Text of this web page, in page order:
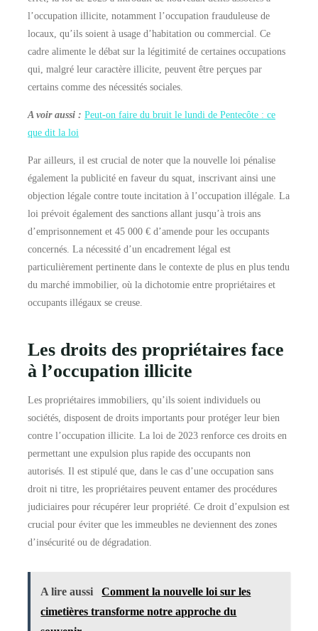
l’occupation illicite, notamment l’occupation frauduleuse de
locaux, qu’ils soient à usage d’habitation ou commercial. Ce
cadre alimente le débat sur la légitimité de certaines occupations
qui, malgré leur caractère illicite, peuvent être perçues par
certains comme des nécessités sociales.
A voir aussi : Peut-on faire du bruit le lundi de Pentecôte : ce
que dit la loi
Par ailleurs, il est crucial de noter que la nouvelle loi pénalise
également la publicité en faveur du squat, inscrivant ainsi une
objection légale contre toute incitation à l’occupation illégale. La
loi prévoit également des sanctions allant jusqu’à trois ans
d’emprisonnement et 45 000 € d’amende pour les occupants
concernés. La nécessité d’un encadrement légal est
particulièrement pertinente dans le contexte de plus en plus tendu
du marché immobilier, où la dichotomie entre propriétaires et
occupants illégaux se creuse.
Les droits des propriétaires face
à l’occupation illicite
Les propriétaires immobiliers, qu’ils soient individuels ou
sociétés, disposent de droits importants pour protéger leur bien
contre l’occupation illicite. La loi de 2023 renforce ces droits en
permettant une expulsion plus rapide des occupants non
autorisés. Il est stipulé que, dans le cas d’une occupation sans
droit ni titre, les propriétaires peuvent entamer des procédures
judiciaires pour récupérer leur propriété. Ce droit d’expulsion est
crucial pour éviter que les immeubles ne deviennent des zones
d’insécurité ou de dégradation.
A lire aussi
Comment la nouvelle loi sur les
cimetières transforme notre approche du